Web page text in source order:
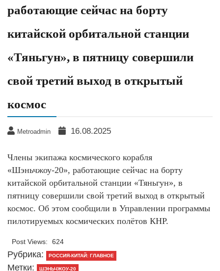
работающие сейчас на борту
китайской орбитальной станции
«Тяньгун», в пятницу совершили
свой третий выход в открытый
космос
Metroadmin 16.08.2025
Члены экипажа космического корабля
«Шэньчжоу-20», работающие сейчас на борту
китайской орбитальной станции «Тяньгун», в
пятницу совершили свой третий выход в открытый
космос. Об этом сообщили в Управлении программы
пилотируемых космических полётов КНР.
Post Views: 624
Рубрика: РОССИЯ-КИТАЙ: ГЛАВНОЕ
Метки: ШЭНЬЧЖОУ-20